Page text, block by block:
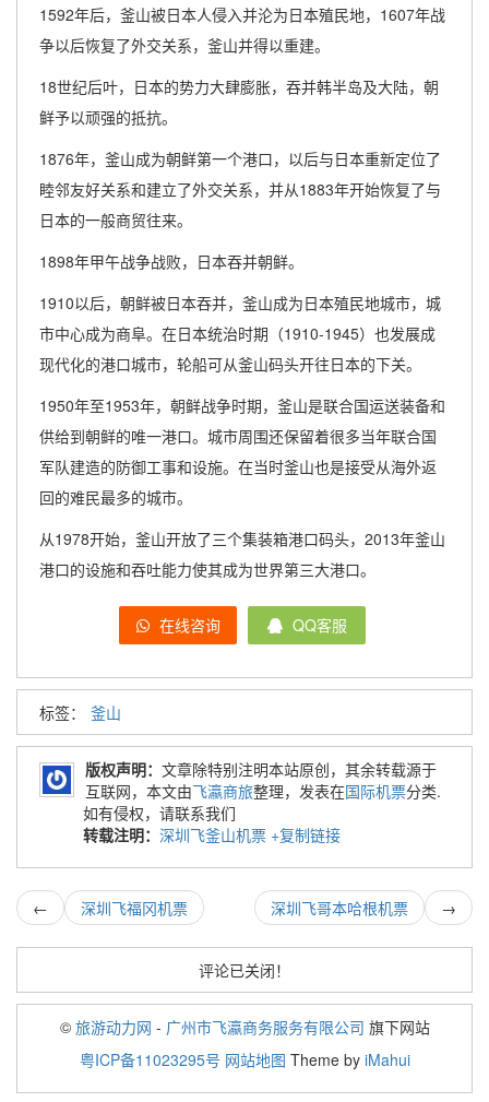
1592年后，釜山被日本人侵入并沦为日本殖民地，1607年战
争以后恢复了外交关系，釜山并得以重建。
18世纪后叶，日本的势力大肆膨胀，吞并韩半岛及大陆，朝
鲜予以顽强的抵抗。
1876年，釜山成为朝鲜第一个港口，以后与日本重新定位了
睦邻友好关系和建立了外交关系，并从1883年开始恢复了与
日本的一般商贸往来。
1898年甲午战争战败，日本吞并朝鲜。
1910以后，朝鲜被日本吞并，釜山成为日本殖民地城市，城
市中心成为商阜。在日本统治时期（1910-1945）也发展成
现代化的港口城市，轮船可从釜山码头开往日本的下关。
1950年至1953年，朝鲜战争时期，釜山是联合国运送装备和
供给到朝鲜的唯一港口。城市周围还保留着很多当年联合国
军队建造的防御工事和设施。在当时釜山也是接受从海外返
回的难民最多的城市。
从1978开始，釜山开放了三个集装箱港口码头，2013年釜山
港口的设施和吞吐能力使其成为世界第三大港口。
在线咨询 QQ客服
标签： 釜山
版权声明： 文章除特别注明本站原创，其余转载源于
互联网，本文由飞瀛商旅整理，发表在国际机票分类.
如有侵权，请联系我们
转载注明： 深圳飞釜山机票 +复制链接
← 深圳飞福冈机票 →
深圳飞哥本哈根机票
评论已关闭！
© 旅游动力网 - 广州市飞瀛商务服务有限公司 旗下网站
粤ICP备11023295号 网站地图 Theme by iMahui